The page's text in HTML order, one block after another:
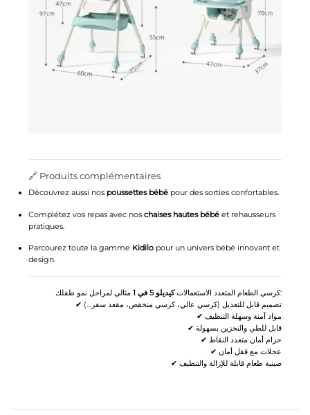
🔗 Produits complémentaires
Découvrez aussi nos poussettes bébépour des sorties confortables.
Complétez vos repas avec nos chaises hautes bébéet rehausseurs
pratiques.
Parcourez toute la gamme Kidilopour un univers bébé innovant et
design.
كرسي الطعام المتعدد الاستعمالاتكيديلو 5 في 1
مثالي لمراحل نمو طفلك:
✔ تصميم قابل للتعديل (كرسي عالي، كرسي منخفض، مقعد سفر…)
✔ مواد آمنة وسهلة التنظيف
✔ قابل للطي والتخزين بسهولة
✔ حزام أمان متعدد النقاط
✔ عجلات مع قفل أمان
✔ صينية طعام قابلة للإزالة والتنظيف